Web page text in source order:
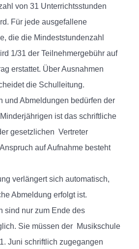
von 31 Unterrichtsstunden
Für jede ausgefallene
die die Mindeststundenzahl
1/31 der Teilnehmergebühr auf
erstattet. Über Ausnahmen
die Schulleitung.
und Abmeldungen bedürfen der
ist das schriftliche
gesetzlichen Vertreter
auf Aufnahme besteht
verlängert sich automatisch,
Abmeldung erfolgt ist.
sind nur zum Ende des
Sie müssen der Musikschule
Juni schriftlich zugegangen